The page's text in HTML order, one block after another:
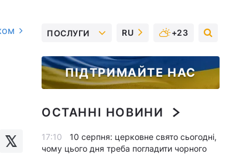
ПОСЛУГИ RU +23
ПІДТРИМАЙТЕ НАС
ОСТАННІ НОВИНИ
17:10
10 серпня: церковне свято сьогодні,
чому цього дня треба погладити чорного